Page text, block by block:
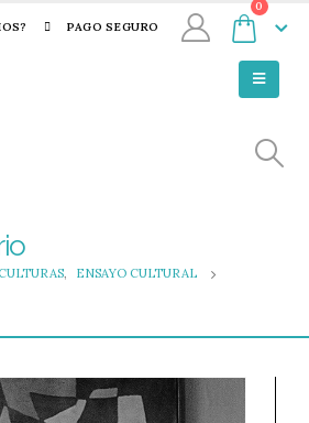
PAGO SEGURO
0
,
ENSAYO CULTURAL